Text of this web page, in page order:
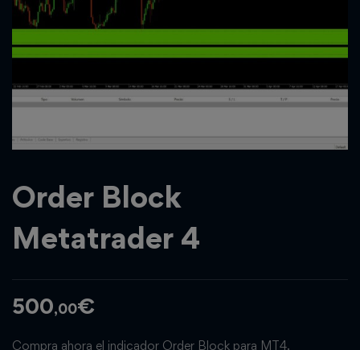
Order Block
Metatrader 4
500,00€
Compra ahora el indicador Order Block para MT4.